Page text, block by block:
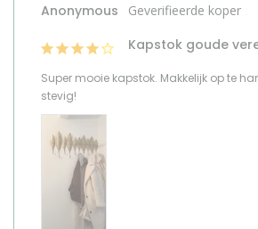
Anonymous
Kapstok goude
Super mooie kapstok. Makkelijk op te
stevig!